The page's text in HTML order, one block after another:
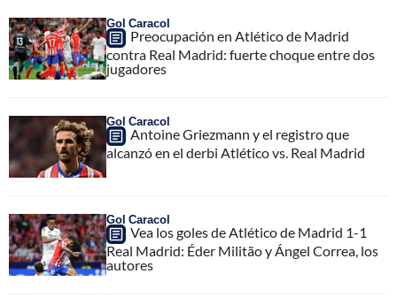
Gol Caracol
Preocupación en Atlético de Madrid
contra Real Madrid: fuerte choque entre dos
jugadores
Gol Caracol
Antoine Griezmann y el registro que
alcanzó en el derbi Atlético vs. Real Madrid
Gol Caracol
Vea los goles de Atlético de Madrid 1-1
Real Madrid: Éder Militão y Ángel Correa, los
autores